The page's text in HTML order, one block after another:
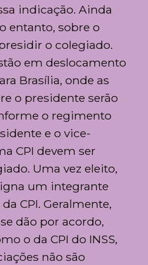
indicação. Ainda
entanto, sobre o
o colegiado.
em deslocamento
Brasília, onde as
o presidente serão
o regimento
e o vice-
CPI devem ser
Uma vez eleito,
um integrante
CPI. Geralmente,
dão por acordo,
o da CPI do INSS,
não são